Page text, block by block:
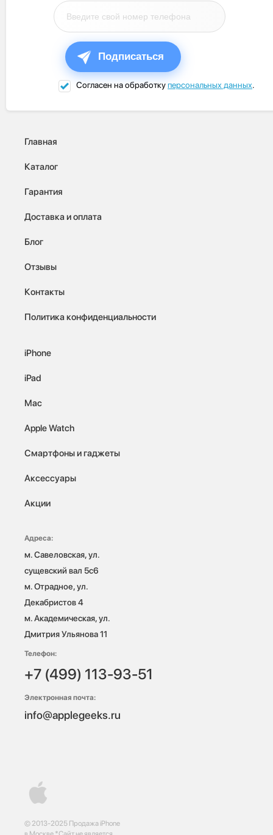
Подписаться
Согласен на обработкуперсональных данных.
© 2013-2025 Продажа iPhone
Главная
Каталог
Гарантия
Доставка и оплата
Блог
Отзывы
Контакты
Политика конфиденциальности
iPhone
iPad
Mac
Apple Watch
Смартфоны и гаджеты
Аксессуары
Акции
Адреса:
м. Савеловская, ул.
сущевский вал 5с6
м. Отрадное, ул.
Декабристов 4
м. Академическая, ул.
Дмитрия Ульянова 11
Телефон:
+7 (499) 113-93-51
Электронная почта:
info@applegeeks.ru